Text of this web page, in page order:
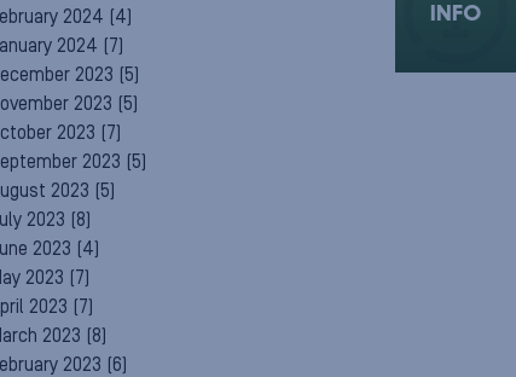
2024 (4)
2024 (7)
2023 (5)
2023 (5)
2023 (7)
2023 (5)
2023 (5)
2023 (8)
2023 (4)
2023 (7)
2023 (7)
2023 (8)
2023 (6)
INFO